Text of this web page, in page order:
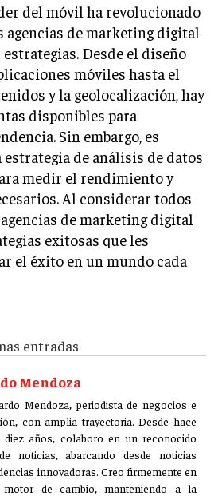
del móvil ha revolucionado
agencias de marketing digital
Desde el diseño
móviles hasta el
y la geolocalización, hay
disponibles para
Sin embargo, es
de análisis de datos
medir el rendimiento y
Al considerar todos
de marketing digital
exitosas que les
el éxito en un mundo cada
entradas
Mendoza
Mendoza, periodista de negocios e
con amplia trayectoria. Desde hace
diez años, colaboro en un reconocido
noticias, abarcando desde noticias
innovadoras. Creo firmemente en
de cambio, manteniendo a la